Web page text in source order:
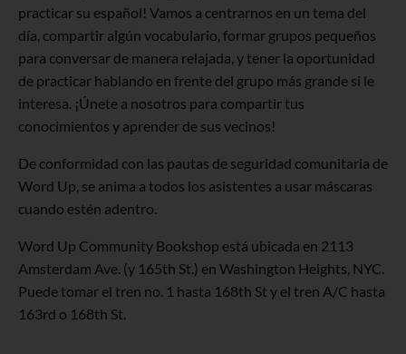
practicar su español! Vamos a centrarnos en un tema del
día, compartir algún vocabulario, formar grupos pequeños
para conversar de manera relajada, y tener la oportunidad
de practicar hablando en frente del grupo más grande si le
interesa. ¡Únete a nosotros para compartir tus
conocimientos y aprender de sus vecinos!
De conformidad con las pautas de seguridad comunitaria de
Word Up, se anima a todos los asistentes a usar máscaras
cuando estén adentro.
Word Up Community Bookshop está ubicada en 2113
Amsterdam Ave. (y 165th St.) en Washington Heights, NYC.
Puede tomar el tren no. 1 hasta 168th St y el tren A/C hasta
163rd o 168th St.